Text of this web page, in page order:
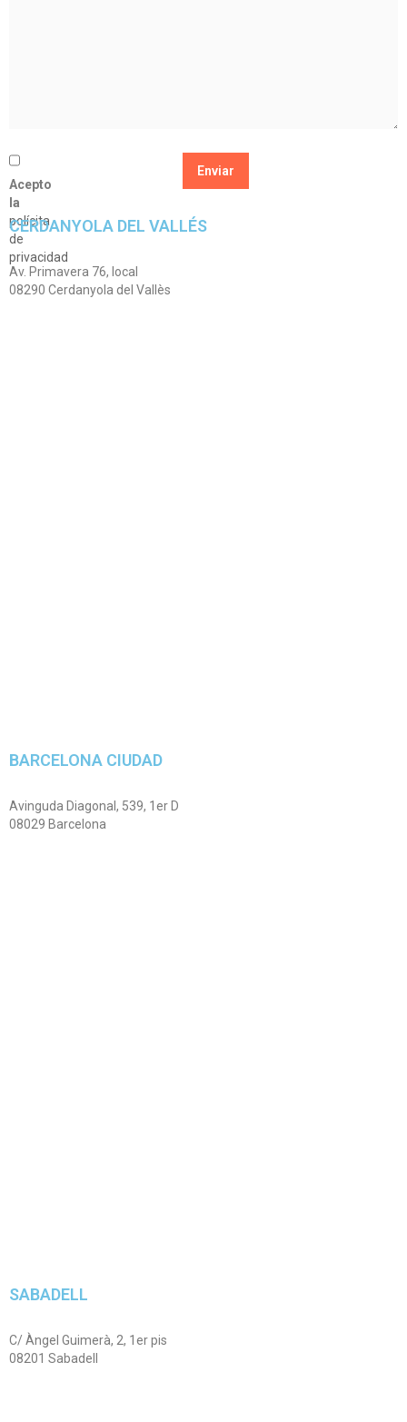
Acepto
la
polícita
de
privacidad
CERDANYOLA DEL VALLÉS
Av. Primavera 76, local
08290 Cerdanyola del Vallès
BARCELONA CIUDAD
Avinguda Diagonal, 539, 1er D
08029 Barcelona
SABADELL
C/ Àngel Guimerà, 2, 1er pis
08201 Sabadell